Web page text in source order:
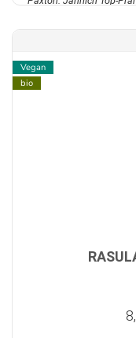
Vegan
bio